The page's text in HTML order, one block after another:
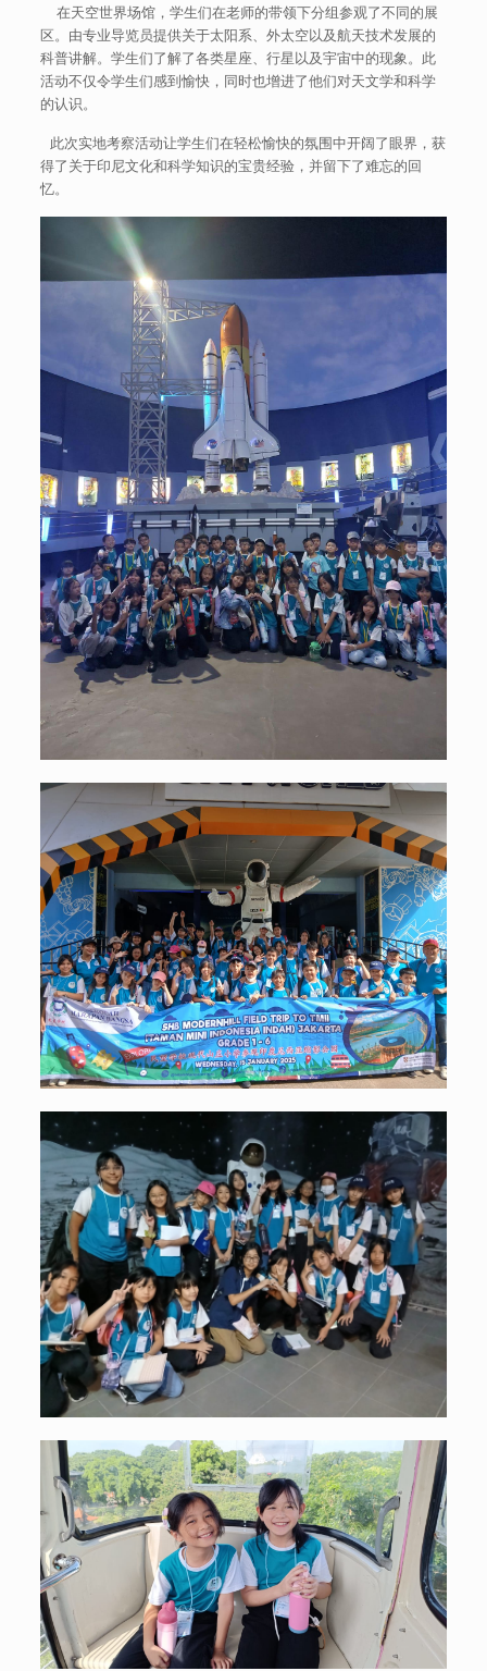
在天空世界场馆，学生们在老师的带领下分组参观了不同的展
区。由专业导览员提供关于太阳系、外太空以及航天技术发展的
科普讲解。学生们了解了各类星座、行星以及宇宙中的现象。此
活动不仅令学生们感到愉快，同时也增进了他们对天文学和科学
的认识。
此次实地考察活动让学生们在轻松愉快的氛围中开阔了眼界，获
得了关于印尼文化和科学知识的宝贵经验，并留下了难忘的回
忆。